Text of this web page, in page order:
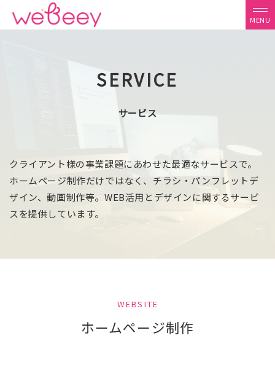
SERVICE
サービス
クライアント様の事業課題にあわせた最適なサービスで。
ホームページ制作だけではなく、チラシ・パンフレットデ
ザイン、動画制作等。WEB活用とデザインに関するサービ
スを提供しています。
ホームページ制作
WEBSITE